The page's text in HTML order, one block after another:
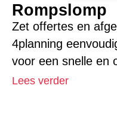
Rompslomp
Zet offertes en
4planning
voor een snelle en
Lees verder